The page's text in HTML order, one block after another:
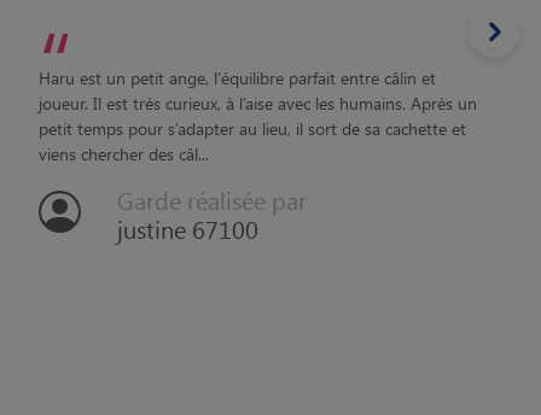
“
Haru est un petit ange, l’équilibre parfait entre câlin et
joueur. Il est très curieux, à l’aise avec les humains. Après un
petit temps pour s’adapter au lieu, il sort de sa cachette et
viens chercher des câl...
Garde réalisée par
justine 67100